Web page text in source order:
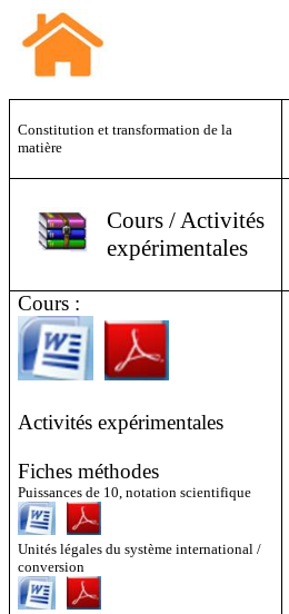
Constitution et transformation de la
matière
Cours / Activités
expérimentales
Cours :
Activités expérimentales
Fiches méthodes
Puissances de 10, notation scientifique
Unités légales du système international /
conversion